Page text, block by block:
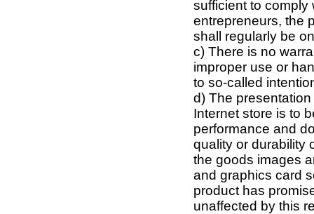
sufficient to comply
entrepreneurs, the
shall regularly be
c) There is no
improper use or
to so-called
d) The
Internet store is to
performance and
quality or durability
the goods images
and graphics card
product has
unaffected by this